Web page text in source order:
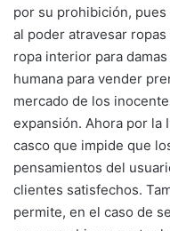
por su prohibición,
al poder atravesar
ropa interior para
humana para vender
mercado de los
expansión. Ahora por la
casco que impide que
pensamientos del
clientes satisfechos.
permite, en el caso de